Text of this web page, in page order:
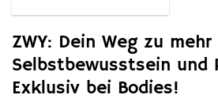
ZWY: Dein Weg zu mehr
Selbstbewusstsein und
Exklusiv bei Bodies!